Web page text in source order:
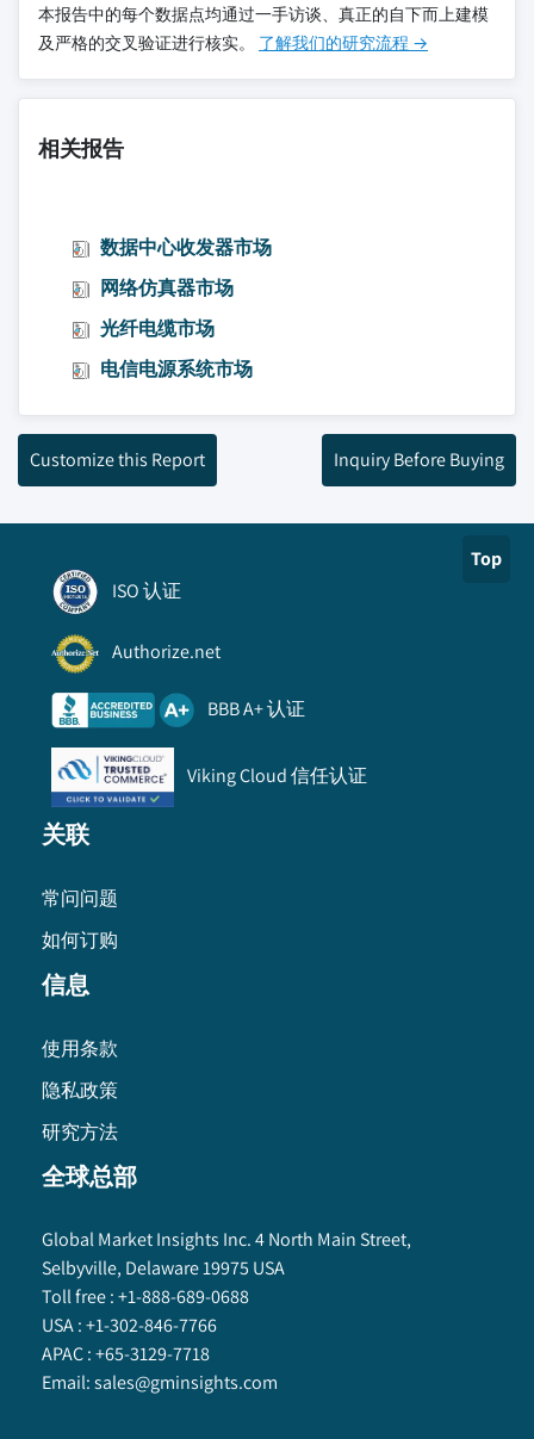
本报告中的每个数据点均通过一手访谈、真正的自下而上建模
及严格的交叉验证进行核实。 了解我们的研究流程 →
相关报告
数据中心收发器市场
网络仿真器市场
光纤电缆市场
电信电源系统市场
Customize this Report Inquiry Before Buying
Top
ISO 认证
Authorize.net
BBB A+ 认证
Viking Cloud 信任认证
关联
常问问题
如何订购
信息
使用条款
隐私政策
研究方法
全球总部
Global Market Insights Inc. 4 North Main Street,
Selbyville, Delaware 19975 USA
Toll free :+1-888-689-0688
USA :+1-302-846-7766
APAC :+65-3129-7718
Email:sales@gminsights.com